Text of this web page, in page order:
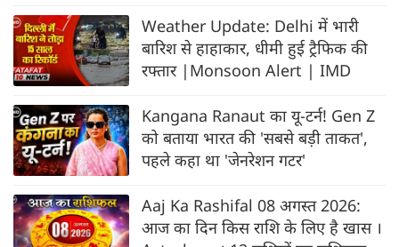
Weather Update: Delhi में भारी
बारिश से हाहाकार, धीमी हुई ट्रैफिक की
रफ्‍तार |Monsoon Alert | IMD
Kangana Ranaut का यू-टर्न! Gen Z
को बताया भारत की 'सबसे बड़ी ताकत',
पहले कहा था 'जेनरेशन गटर'
Aaj Ka Rashifal 08 अगस्त 2026:
आज का दिन किस राशि के लिए है खास ।